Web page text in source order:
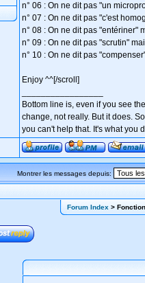
n° 06 : On ne dit pas "un
n° 07 : On ne dit pas "c'est
n° 08 : On ne dit pas "entériner"
n° 09 : On ne dit pas "scrutin"
n° 10 : On ne dit pas
Enjoy ^^[/scroll]
Bottom line is, even if you see
change, not really. But it does.
you can't help that. It's what you
Montrer les messages depuis:
Forum Index >